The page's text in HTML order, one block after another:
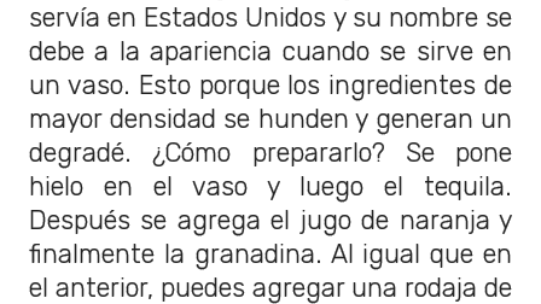
servía en Estados Unidos y su nombre se
debe a la apariencia cuando se sirve en
un vaso. Esto porque los ingredientes de
mayor densidad se hunden y generan un
degradé. ¿Cómo prepararlo? Se pone
hielo en el vaso y luego el tequila.
Después se agrega el jugo de naranja y
finalmente la granadina. Al igual que en
el anterior, puedes agregar una rodaja de